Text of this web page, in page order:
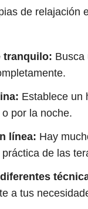
de relajación
tranquilo: Busca
Establece un
por la noche.
línea: Hay
de las
a tus